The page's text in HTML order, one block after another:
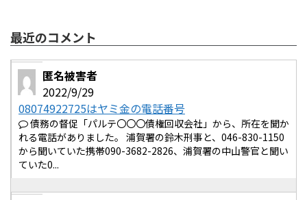
最近のコメント
匿名被害者
2022/9/29
08074922725はヤミ金の電話番号
債務の督促「パルテ〇〇〇債権回収会社」から、所在を聞か
れる電話がありました。 浦賀署の鈴木刑事と、046-830-1150
から聞いていた携帯090-3682-2826、浦賀署の中山警官と聞い
ていた0...